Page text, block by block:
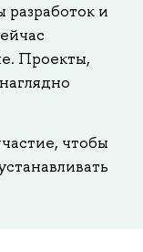
и
Проекты,
чтобы